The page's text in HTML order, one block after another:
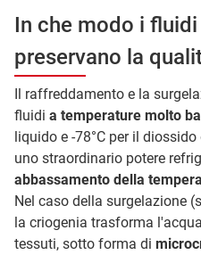
In che modo i
preservano la
Il raffreddamento e la
fluidi a temperature molto
liquido e -78°C per il
uno straordinario potere
abbassamento della
Nel caso della surgelazione
la criogenia trasforma
tessuti, sotto forma di